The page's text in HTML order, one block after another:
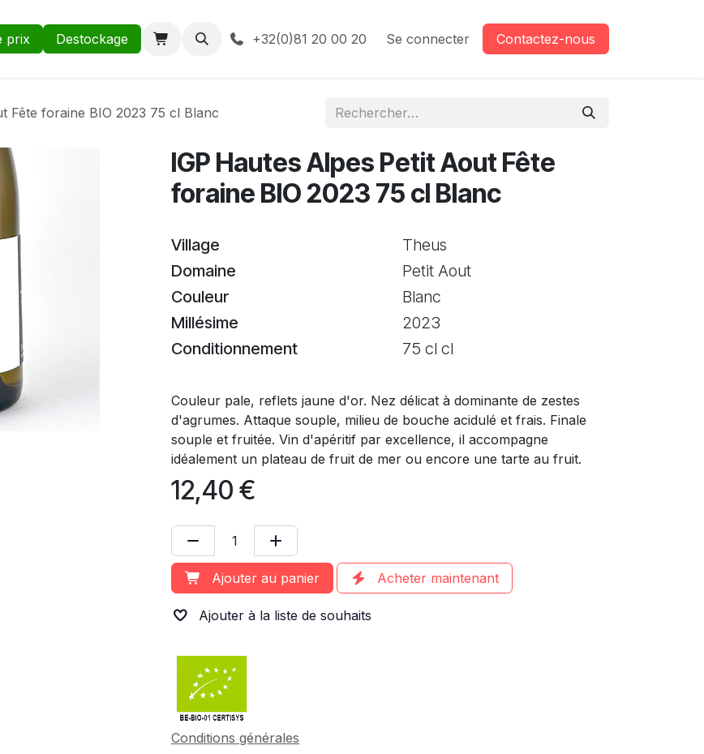
prix Destockage +32(0)81 20 00 20 Se connecter Contactez-nous
Fête foraine BIO 2023 75 cl Blanc
IGP Hautes Alpes Petit Aout Fête
foraine BIO 2023 75 cl Blanc
Village
Theus
Domaine
Petit Aout
Couleur
Blanc
Millésime
2023
Conditionnement
75 cl cl
Couleur pale, reflets jaune d'or. Nez délicat à dominante de zestes
d'agrumes. Attaque souple, milieu de bouche acidulé et frais. Finale
souple et fruitée. Vin d'apéritif par excellence, il accompagne
idéalement un plateau de fruit de mer ou encore une tarte au fruit.
12,40 €
Ajouter au panier Acheter maintenant
Ajouter à la liste de souhaits
Conditions générales